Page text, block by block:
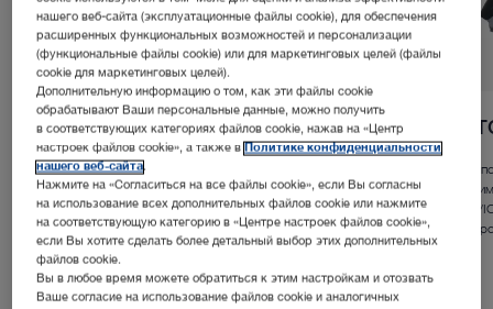
Экзоскоп Rubina™Lens
Воспользуйтесь преимуществами большого поля
обзора, гибкого рабочего расстояния и
эргономичного дизайна при открытых
вмешательствах с применением NIR/ICG и белого
света.
NIR/
нашего веб-сайта (эксплуатационные файлы cookie), для обеспечения
расширенных функциональных возможностей и персонализации
(функциональные файлы cookie) или для маркетинговых целей (файлы
cookie для маркетинговых целей).
Дополнительную информацию о том, как эти файлы cookie
обрабатывают Ваши персональные данные, можно получить
в соответствующих категориях файлов cookie, нажав на «Центр
настроек файлов cookie», а также вПолитике конфиденциальности
нашего веб-сайта.
Нажмите на «Согласиться на все файлы cookie», если Вы согласны
на использование всех дополнительных файлов cookie или нажмите
на соответствующую категорию в «Центре настроек файлов cookie»,
если Вы хотите сделать более детальный выбор этих дополнительных
файлов cookie.
Вы в любое время можете обратиться к этим настройкам и отозвать
Ваше согласие на использование файлов cookie и аналогичных